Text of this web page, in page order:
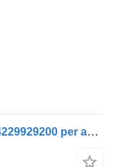
Ammortizzatore Liebherr Hübner 04229929200 per autobus Mercedes-Benz Citaro Connecto